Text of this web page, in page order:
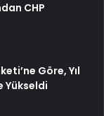
CHP
Göre, Yıl
Yükseldi